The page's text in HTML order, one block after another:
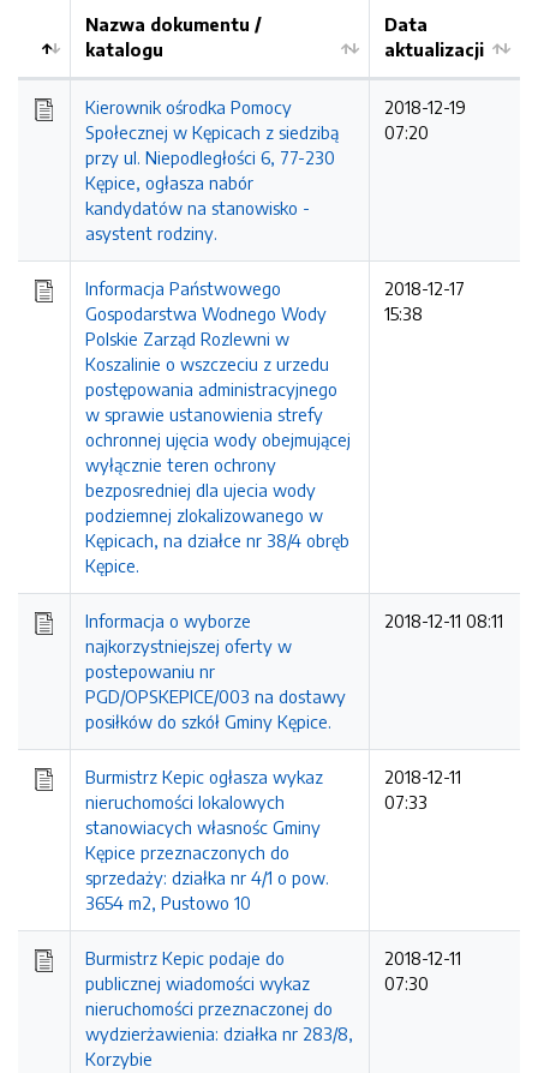
Nazwa dokumentu /
katalogu
Data
aktualizacji
Kierownik ośrodka Pomocy
Społecznej w Kępicach z siedzibą
przy ul. Niepodległości 6, 77-230
Kępice, ogłasza nabór
kandydatów na stanowisko -
asystent rodziny.
2018-12-19
07:20
Informacja Państwowego
Gospodarstwa Wodnego Wody
Polskie Zarząd Rozlewni w
Koszalinie o wszczeciu z urzedu
postępowania administracyjnego
w sprawie ustanowienia strefy
ochronnej ujęcia wody obejmującej
wyłącznie teren ochrony
bezposredniej dla ujecia wody
podziemnej zlokalizowanego w
Kępicach, na działce nr 38/4 obręb
Kępice.
2018-12-17
15:38
Informacja o wyborze
najkorzystniejszej oferty w
postepowaniu nr
PGD/OPSKEPICE/003 na dostawy
posiłków do szkół Gminy Kępice.
2018-12-11 08:11
Burmistrz Kepic ogłasza wykaz
nieruchomości lokalowych
stanowiacych własnośc Gminy
Kępice przeznaczonych do
sprzedaży: działka nr 4/1 o pow.
3654 m2, Pustowo 10
2018-12-11
07:33
Burmistrz Kepic podaje do
publicznej wiadomości wykaz
nieruchomości przeznaczonej do
wydzierżawienia: działka nr 283/8,
Korzybie
2018-12-11
07:30